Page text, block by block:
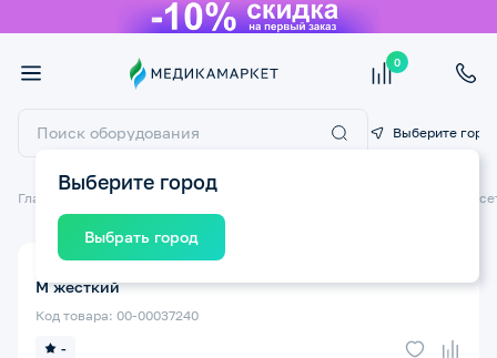
0
Выберите город
Выберите город
Выбрать город
Главная Ортопедические изделия Ортопедические бандажи и
-
Код товара: 00-00037240
M жесткий